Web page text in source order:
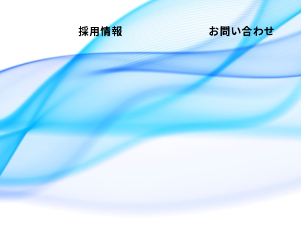
採用情報 お問い合わせ